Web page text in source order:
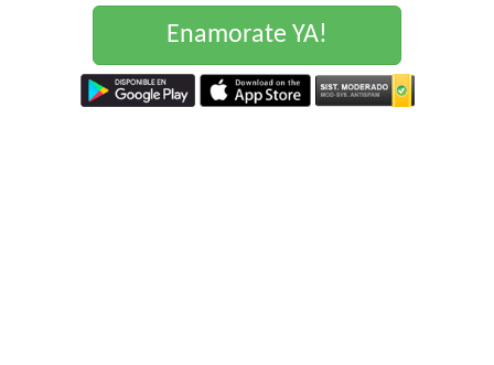
Enamorate YA!